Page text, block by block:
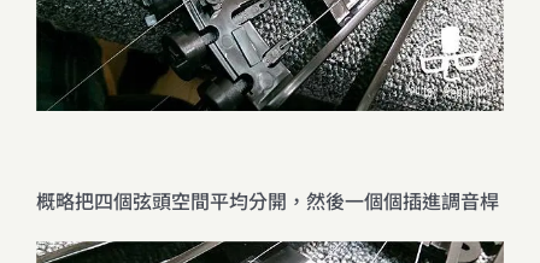
概略把四個弦頭空間平均分開，然後一個個插進調音桿